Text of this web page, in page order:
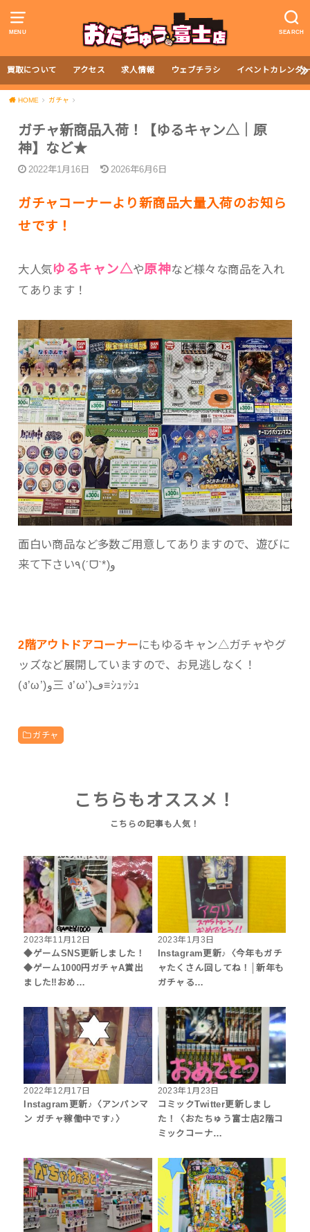
MENU SEARCH
買取について アクセス 求人情報 ウェブチラシ イベントカレンダ
HOME ガチャ
ガチャ新商品入荷！【ゆるキャン△｜原
神】など★
2022年1月16日 2026年6月6日
ガチャコーナーより新商品大量入荷のお知ら
せです！
大人気ゆるキャン△や原神など様々な商品を入れ
てあります！
面白い商品など多数ご用意してありますので、遊びに
来て下さい٩(ˊᗜˋ*)و
2階アウトドアコーナーにもゆるキャン△ガチャやグ
ッズなど展開していますので、お見逃しなく！
(ง’ω’)و三 ง’ω’)ڡ≡ｼｭｯｼｭ
ガチャ
こちらもオススメ！
2023年11月12日
◆ゲームSNS更新しました！
◆ゲーム1000円ガチャA賞出
ました‼︎おめ…
2023年1月3日
Instagram更新♪〈今年もガチ
ャたくさん回してね！│新年も
ガチャる…
2022年12月17日
Instagram更新♪〈アンパンマ
ン ガチャ稼働中です♪〉
2023年1月23日
コミックTwitter更新しまし
た！〈おたちゅう富士店2階コ
ミックコーナ…